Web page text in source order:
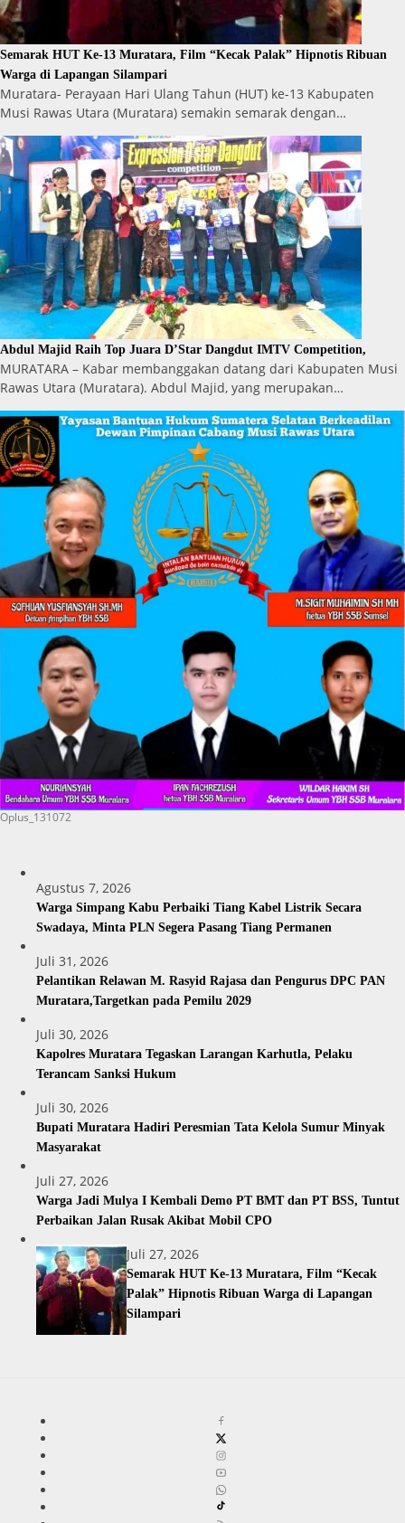
Semarak HUT Ke-13 Muratara, Film “Kecak Palak” Hipnotis Ribuan
Warga di Lapangan Silampari
Muratara- Perayaan Hari Ulang Tahun (HUT) ke-13 Kabupaten
Musi Rawas Utara (Muratara) semakin semarak dengan…
Abdul Majid Raih Top Juara D’Star Dangdut IMTV Competition,
MURATARA – Kabar membanggakan datang dari Kabupaten Musi
Rawas Utara (Muratara). Abdul Majid, yang merupakan…
Oplus_131072
Agustus 7, 2026
Warga Simpang Kabu Perbaiki Tiang Kabel Listrik Secara
Swadaya, Minta PLN Segera Pasang Tiang Permanen
Juli 31, 2026
Pelantikan Relawan M. Rasyid Rajasa dan Pengurus DPC PAN
Muratara,Targetkan pada Pemilu 2029
Juli 30, 2026
Kapolres Muratara Tegaskan Larangan Karhutla, Pelaku
Terancam Sanksi Hukum
Juli 30, 2026
Bupati Muratara Hadiri Peresmian Tata Kelola Sumur Minyak
Masyarakat
Juli 27, 2026
Warga Jadi Mulya I Kembali Demo PT BMT dan PT BSS, Tuntut
Perbaikan Jalan Rusak Akibat Mobil CPO
Juli 27, 2026
Semarak HUT Ke-13 Muratara, Film “Kecak
Palak” Hipnotis Ribuan Warga di Lapangan
Silampari